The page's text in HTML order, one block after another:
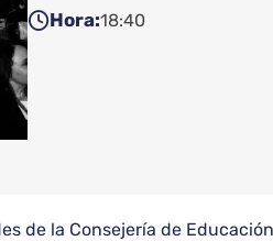
Hora 18:40
de la Consejería de